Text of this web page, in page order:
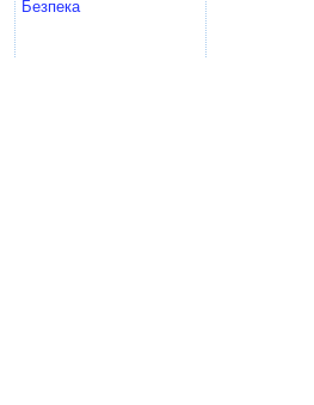
Безпека